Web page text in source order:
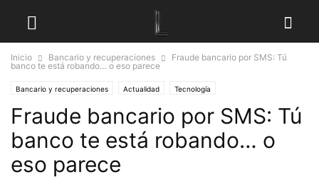
Inicio Bancario y recuperaciones
Fraude bancario por SMS: Tú
banco te está robando… o eso parece
Bancario y recuperaciones Actualidad Tecnología
Fraude bancario por SMS: Tú
banco te está robando… o
eso parece